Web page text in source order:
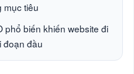
mục tiêu
phổ biến khiến website đi
đoạn đầu